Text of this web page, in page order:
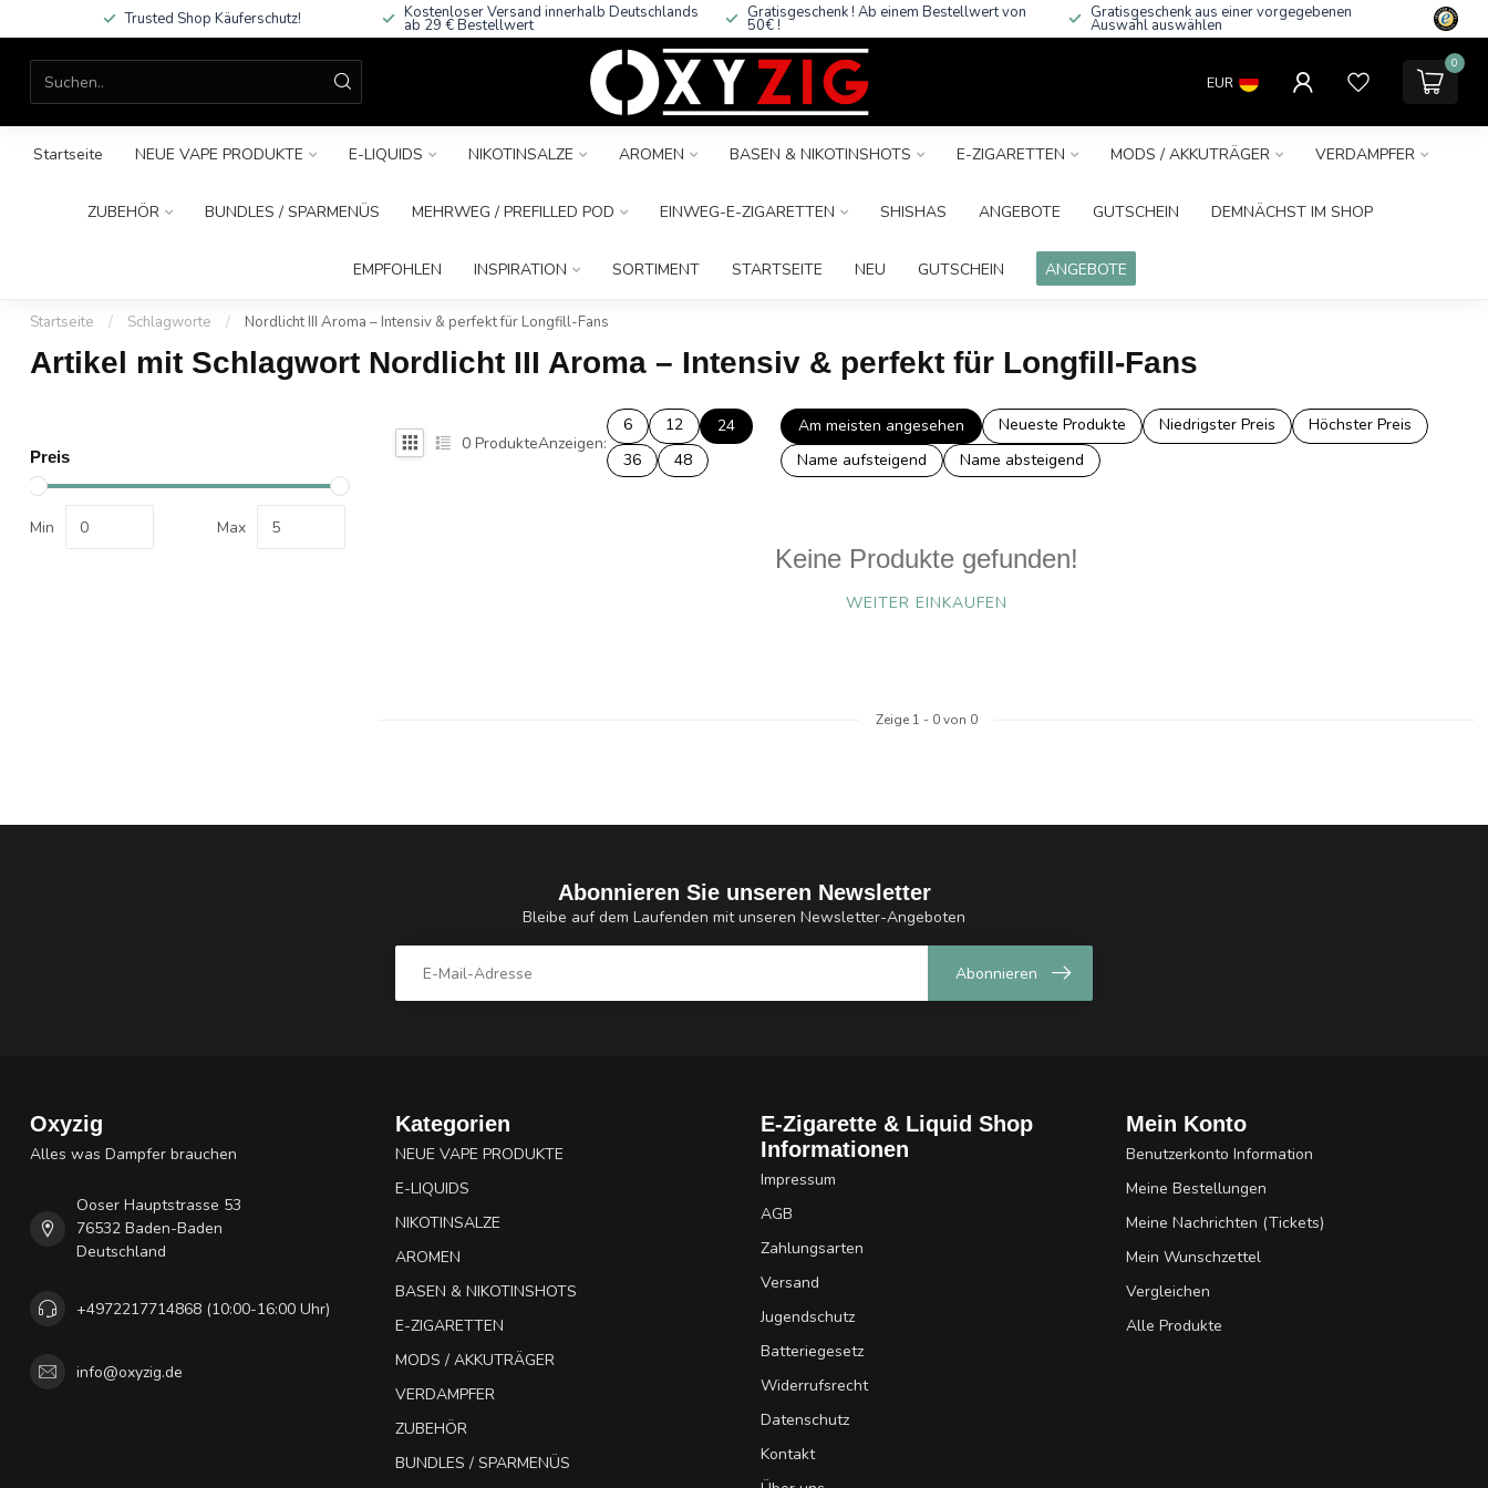
Trusted Shop Käuferschutz! Kostenloser Versand innerhalb Deutschlands
ab 29 € Bestellwert
Gratisgeschenk ! Ab einem Bestellwert von
50€ !
Gratisgeschenk aus einer vorgegebenen
Auswahl auswählen
EUR
0
Startseite NEUE VAPE PRODUKTE E-LIQUIDS NIKOTINSALZE AROMEN BASEN & NIKOTINSHOTS E-ZIGARETTEN MODS / AKKUTRÄGER VERDAMPFER
ZUBEHÖR BUNDLES / SPARMENÜS MEHRWEG / PREFILLED POD EINWEG-E-ZIGARETTEN SHISHAS ANGEBOTE GUTSCHEIN DEMNÄCHST IM SHOP
EMPFOHLEN INSPIRATION SORTIMENT STARTSEITE NEU GUTSCHEIN ANGEBOTE
Startseite / Schlagworte / Nordlicht III Aroma – Intensiv & perfekt für Longfill-Fans
Artikel mit Schlagwort Nordlicht III Aroma – Intensiv & perfekt für Longfill-Fans
Preis
Min Max
0 ProdukteAnzeigen:
6 12
24
36
48
Am meisten angesehen Neueste Produkte Niedrigster Preis
Höchster Preis
Name aufsteigend
Name absteigend
Keine Produkte gefunden!
WEITER EINKAUFEN
Zeige 1 - 0von 0
Abonnieren Sie unseren Newsletter
Bleibe auf dem Laufenden mit unseren Newsletter-Angeboten
Abonnieren
Oxyzig
Alles was Dampfer brauchen
Ooser Hauptstrasse 53
76532 Baden-Baden
Deutschland
+4972217714868 (10:00-16:00 Uhr)
info@oxyzig.de
Kategorien
NEUE VAPE PRODUKTE
E-LIQUIDS
NIKOTINSALZE
AROMEN
BASEN & NIKOTINSHOTS
E-ZIGARETTEN
MODS / AKKUTRÄGER
VERDAMPFER
ZUBEHÖR
BUNDLES / SPARMENÜS
E-Zigarette & Liquid Shop
Informationen
Impressum
AGB
Zahlungsarten
Versand
Jugendschutz
Batteriegesetz
Widerrufsrecht
Datenschutz
Kontakt
Mein Konto
Benutzerkonto Information
Meine Bestellungen
Meine Nachrichten (Tickets)
Mein Wunschzettel
Vergleichen
Alle Produkte